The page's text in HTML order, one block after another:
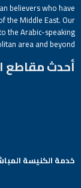
believers who have
the Middle East. Our
the Arabic-speaking
area and beyond.
أحدث مقاطع
خدمة الكنيسة المباشر يوم الأحد ٢